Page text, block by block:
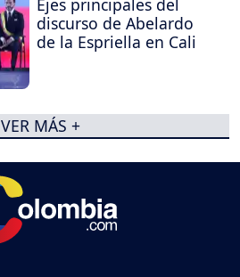
Ejes principales del
discurso de Abelardo
de la Espriella en Cali
VER MÁS +